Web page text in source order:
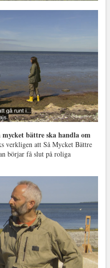
bättre ska handla om
verkligen att Så Mycket Bättre
börjar få slut på roliga